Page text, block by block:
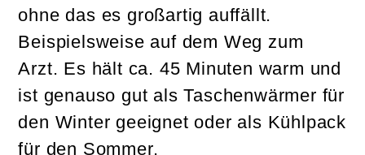
ohne das es großartig auffällt.
Beispielsweise auf dem Weg zum
Arzt. Es hält ca. 45 Minuten warm und
ist genauso gut als Taschenwärmer für
den Winter geeignet oder als Kühlpack
für den Sommer.